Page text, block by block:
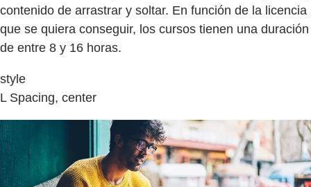
contenido de arrastrar y soltar. En función de la licencia
que se quiera conseguir, los cursos tienen una duración
de entre 8 y 16 horas.
style
L Spacing, center